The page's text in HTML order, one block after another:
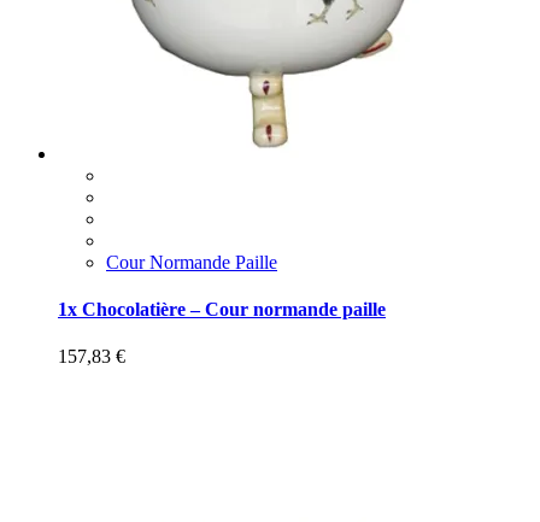
Cour Normande Paille
1x Chocolatière – Cour normande paille
157,83 €